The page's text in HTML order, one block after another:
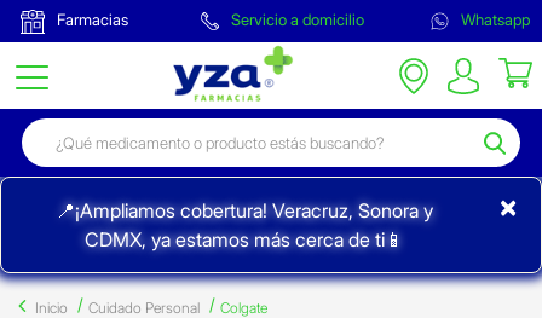
Farmacias Servicio a domicilio Whatsapp
📍¡Ampliamos cobertura! Veracruz, Sonora y
CDMX, ya estamos más cerca de ti📱
×
Inicio Cuidado Personal Colgate